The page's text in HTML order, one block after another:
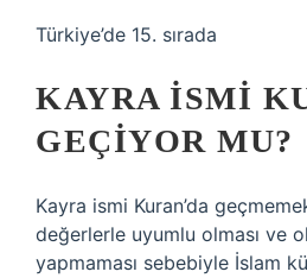
Türkiye’de 15. sırada
KAYRA ISMI
GEÇIYOR MU?
Kayra ismi Kuran’da
değerlerle uyumlu olması ve
yapmaması sebebiyle İslam